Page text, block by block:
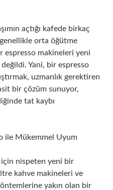
açtığı kafede birkaç
orta öğütme
espresso makineleri yeni
Yani, bir espresso
uzmanlık gerektiren
bir çözüm sunuyor,
tat kaybı
ile Mükemmel Uyum
için nispeten yeni bir
kahve makineleri ve
yakın olan bir